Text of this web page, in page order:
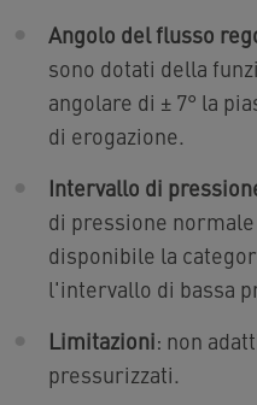
Angolo del flusso
sono dotati della
angolare di ± 7° la
di erogazione.
Intervallo di
di pressione normale
disponibile la
l'intervallo di bassa
Limitazioni: non
pressurizzati.